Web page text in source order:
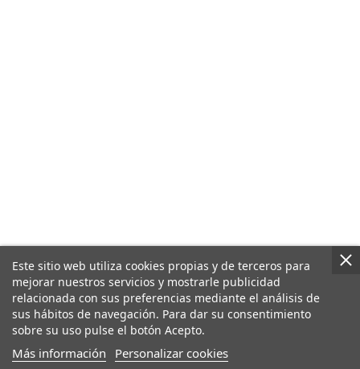
Este sitio web utiliza cookies propias y de terceros para
mejorar nuestros servicios y mostrarle publicidad
relacionada con sus preferencias mediante el análisis de
sus hábitos de navegación. Para dar su consentimiento
sobre su uso pulse el botón Acepto.
Más información Personalizar cookies